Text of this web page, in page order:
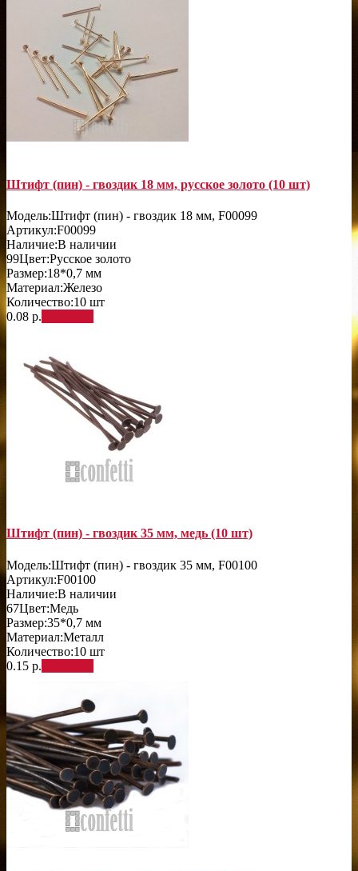
Штифт (пин) - гвоздик 18 мм, русское золото (10 шт)
Модель:Штифт (пин) - гвоздик 18 мм, F00099
Артикул:F00099
Наличие:В наличии
99Цвет:Русское золото
Размер:18*0,7 мм
Материал:Железо
Количество:10 шт
0.08 р.
Штифт (пин) - гвоздик 35 мм, медь (10 шт)
Модель:Штифт (пин) - гвоздик 35 мм, F00100
Артикул:F00100
Наличие:В наличии
67Цвет:Медь
Размер:35*0,7 мм
Материал:Металл
Количество:10 шт
0.15 р.